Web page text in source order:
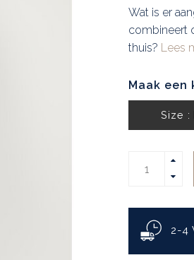
Wat is er
combineert
thuis? Lees
Maak een
Size :
2-4